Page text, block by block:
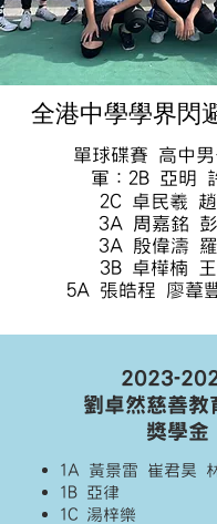
全港中學學界閃
單球碟賽 高中
軍：2B 亞明
2C 卓民羲
3A 周嘉銘
3A 殷偉濤
3B 卓樺楠
5A 張皓程 廖葦
2023-
劉卓然慈善教
獎學金
1A 黃景雷 崔君昊
1B 亞律
1C 湯梓樂